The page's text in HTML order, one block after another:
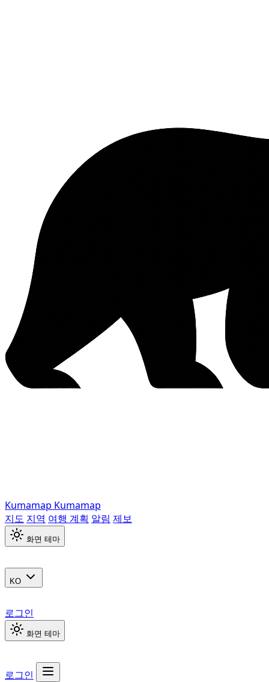
Kumamap Kumamap
지도 지역 여행 계획 알림 제보
화면 테마
KO
로그인
화면 테마
로그인